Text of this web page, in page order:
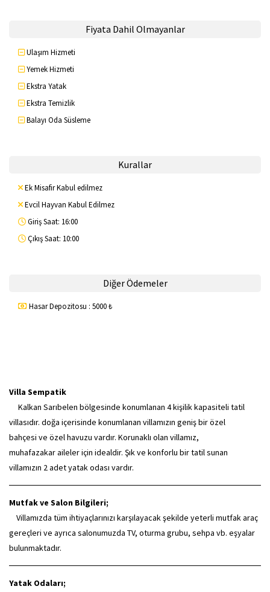
Fiyata Dahil Olmayanlar
Ulaşım Hizmeti
Yemek Hizmeti
Ekstra Yatak
Ekstra Temizlik
Balayı Oda Süsleme
Kurallar
Ek Misafir Kabul edilmez
Evcil Hayvan Kabul Edilmez
Giriş Saat: 16:00
Çıkış Saat: 10:00
Diğer Ödemeler
Hasar Depozitosu : 5000 ₺
Villa Sempatik
Kalkan Sarıbelen bölgesinde konumlanan 4 kişilik kapasiteli tatil
villasıdır. doğa içerisinde konumlanan villamızın geniş bir özel
bahçesi ve özel havuzu vardır. Korunaklı olan villamız,
muhafazakar aileler için idealdir. Şık ve konforlu bir tatil sunan
villamızın 2 adet yatak odası vardır.
Mutfak ve Salon Bilgileri;
Villamızda tüm ihtiyaçlarınızı karşılayacak şekilde yeterli mutfak araç
gereçleri ve ayrıca salonumuzda TV, oturma grubu, sehpa vb. eşyalar
bulunmaktadır.
Yatak Odaları;